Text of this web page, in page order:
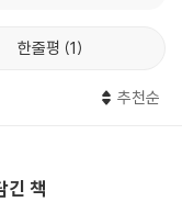
크 박스 초기화하기
하기
프레드시트와 연동한
교한 업무 자동화 도구
자동화까지, 이 책은 교
을 제시합니다. 기술이
을 향한 진정한 교육의
본질 회복을 위한 길잡
한줄평 1
추천순
긴 책